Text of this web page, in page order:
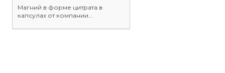
Магний в форме цитрата в
капсулах от компании...